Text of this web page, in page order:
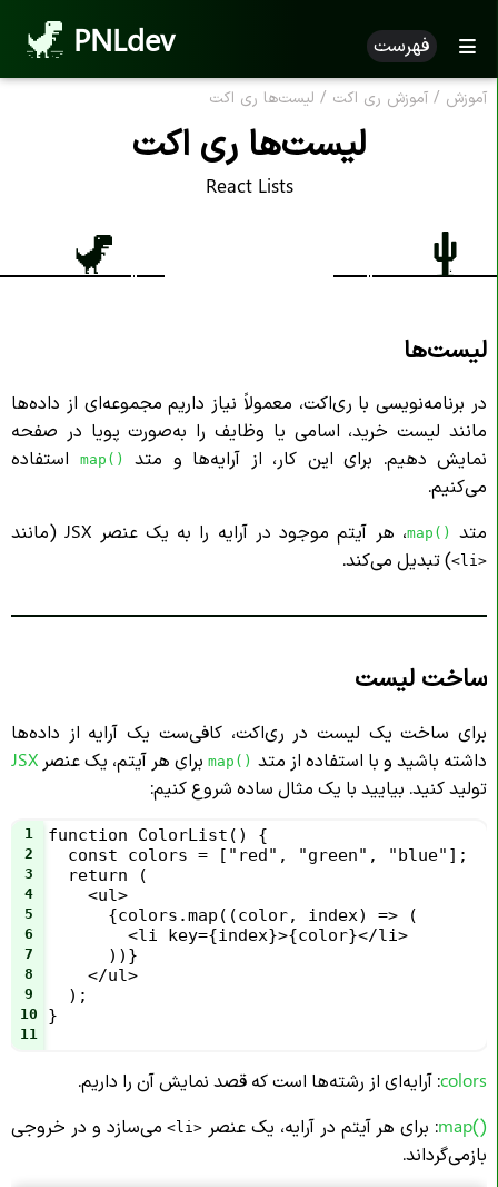
PNLdev فهرست
آموزش / آموزش ری اکت / لیست‌ها ری‌ اکت
لیست‌ها ری‌ اکت
React Lists
لیست‌ها
در برنامه‌نویسی با ری‌اکت، معمولاً نیاز داریم مجموعه‌ای از داده‌ها
مانند لیست خرید، اسامی یا وظایف را به‌صورت پویا در صفحه
نمایش دهیم. برای این کار، از آرایه‌ها و متد
map()
استفاده
می‌کنیم.
متد
map()، هر آیتم موجود در آرایه را به یک عنصر JSX (مانند
<li> ) تبدیل می‌کند.
ساخت لیست
برای ساخت یک لیست در ری‌اکت، کافی‌ست یک آرایه از داده‌ها
داشته باشید و با استفاده از متد map()برای هر آیتم، یک عنصر JSX
تولید کنید. بیایید با یک مثال ساده شروع کنیم:
1 function ColorList() {
2
  const colors = ["red", "green", "blue"];
3
  return (
4
    <ul>
5
      {colors.map((color, index) => (
6
        <li key={index}>{color}</li>
7
      ))}
8
    </ul>
9
  );
10 }
11
colors: آرایه‌ای از رشته‌ها است که قصد نمایش آن را داریم.
map(): برای هر آیتم در آرایه، یک عنصر <li>
می‌سازد و در خروجی
بازمی‌گرداند.